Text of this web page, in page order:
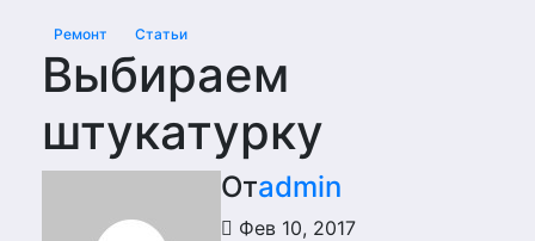
Ремонт Статьи
Выбираем
штукатурку
Отadmin
Фев 10, 2017